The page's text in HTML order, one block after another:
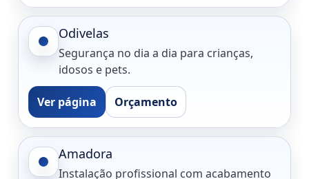
Odivelas
Segurança no dia a dia para crianças,
idosos e pets.
Ver página Orçamento
Amadora
Instalação profissional com acabamento